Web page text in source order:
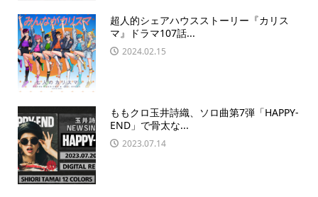
超人的シェアハウスストーリー『カリス
マ』ドラマ107話...
2024.02.15
ももクロ玉井詩織、ソロ曲第7弾「HAPPY-
END」で骨太な...
2023.07.14